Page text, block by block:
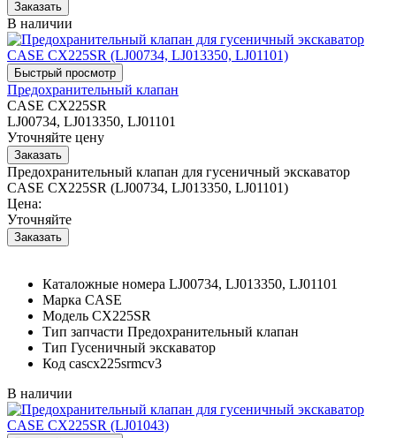
В наличии
Предохранительный клапан
CASE CX225SR
LJ00734, LJ013350, LJ01101
Уточняйте цену
Предохранительный клапан для гусеничный экскаватор
CASE CX225SR (LJ00734, LJ013350, LJ01101)
Цена:
Уточняйте
Каталожные номера LJ00734, LJ013350, LJ01101
Марка CASE
Модель CX225SR
Тип запчасти Предохранительный клапан
Тип Гусеничный экскаватор
Код cascx225srmcv3
В наличии